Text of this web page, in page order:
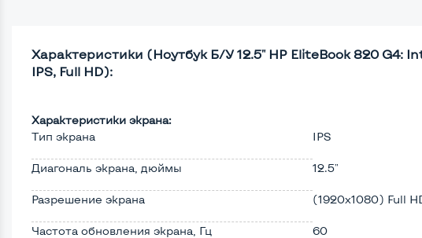
Характеристики (Ноутбук Б/У 12.5" HP EliteBook 820 G4:
IPS, Full HD):
Характеристики экрана:
Тип экрана
IPS
Диагональ экрана, дюймы 12.5"
Разрешение экрана (1920х1080) Full
Частота обновления экрана, Гц 60